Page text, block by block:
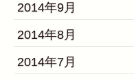
2014年9月
2014年8月
2014年7月